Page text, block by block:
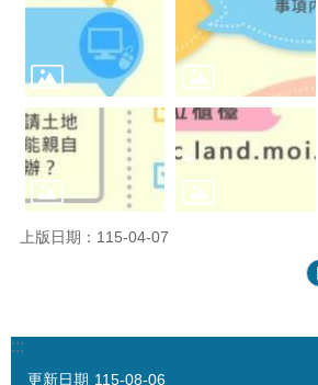
上版日期：115-04-07
:::
更新日期 115-08-06